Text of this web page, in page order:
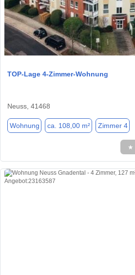
TOP-Lage 4-Zimmer-Wohnung
Neuss, 41468
Wohnung ca. 108,00 m² Zimmer 4
★